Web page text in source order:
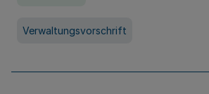
Verwaltungsvorschrift